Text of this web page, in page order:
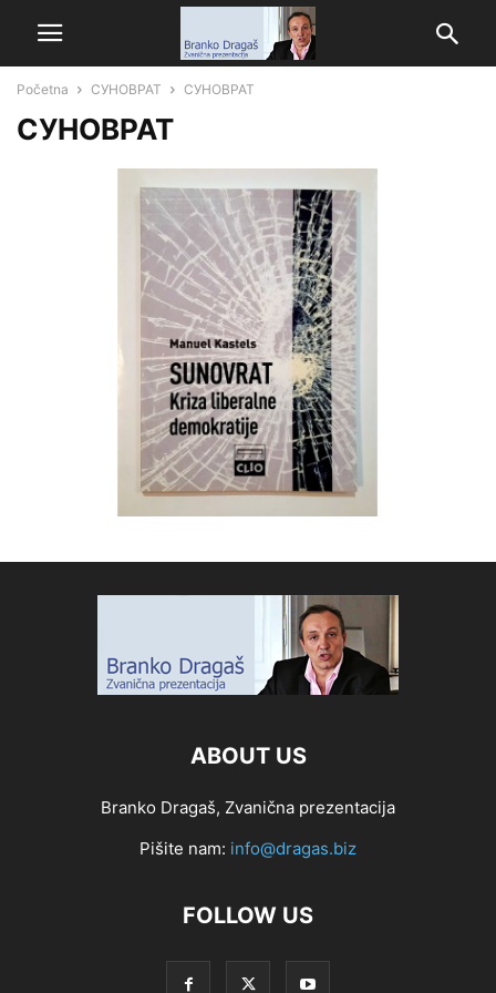
Početna СУНОВРАТ СУНОВРАТ
СУНОВРАТ
ABOUT US
Branko Dragaš, Zvanična prezentacija
Pišite nam: info@dragas.biz
FOLLOW US